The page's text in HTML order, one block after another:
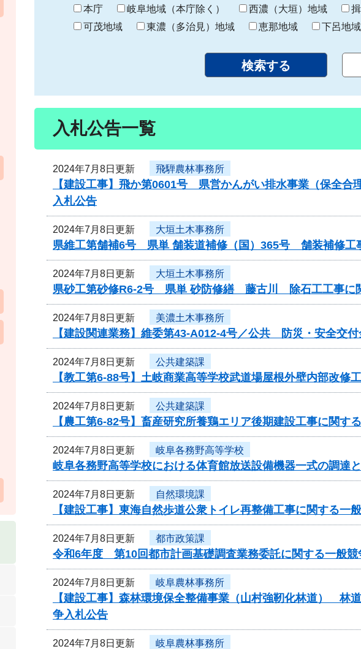
ま
り
わ
り
本庁 岐阜地域（本庁除く） 西濃（大垣）地域
可茂地域
東濃（多治見）地域 恵那地域 下呂地域
入札公告一覧
2024年7月8日更新 飛騨農林事務所
【建設工事】飛か第0601号 県営かんがい排水事業（保全
入札公告
2024年7月8日更新 大垣土木事務所
県維工第舗補6号 県単 舗装道補修（国）365号 舗装補修工
2024年7月8日更新 大垣土木事務所
県砂工第砂修R6-2号 県単 砂防修繕 藤古川 除石工工事に
2024年7月8日更新 美濃土木事務所
【建設関連業務】維委第43-A012-4号／公共 防災・安全交
2024年7月8日更新 公共建築課
【教工第6-88号】土岐商業高等学校武道場屋根外壁内部改修
2024年7月8日更新 公共建築課
【農工第6-82号】畜産研究所養鶏エリア後期建設工事に関す
2024年7月8日更新 岐阜各務野高等学校
岐阜各務野高等学校における体育館放送設備機器一式の調達
2024年7月8日更新 自然環境課
【建設工事】東海自然歩道公衆トイレ再整備工事に関する一
2024年7月8日更新 都市政策課
令和6年度 第10回都市計画基礎調査業務委託に関する一般競
2024年7月8日更新 岐阜農林事務所
【建設工事】森林環境保全整備事業（山村強靭化林道）
争入札公告
2024年7月8日更新 岐阜農林事務所